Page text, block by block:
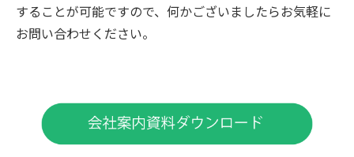
することが可能ですので、何かございましたらお気軽に
お問い合わせください。